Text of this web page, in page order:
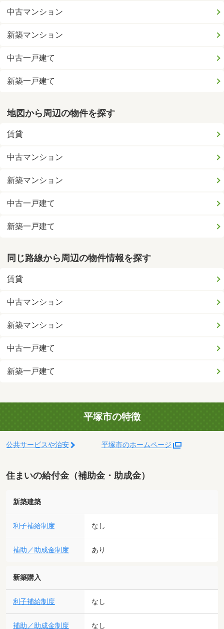
中古マンション
新築マンション
中古一戸建て
新築一戸建て
地図から周辺の物件を探す
賃貸
中古マンション
新築マンション
中古一戸建て
新築一戸建て
同じ路線から周辺の物件情報を探す
賃貸
中古マンション
新築マンション
中古一戸建て
新築一戸建て
平塚市の特徴
公共サービスや治安 平塚市のホームページ
住まいの給付金（補助金・助成金）
新築建築
利子補給制度 なし
補助／助成金制度 あり
新築購入
利子補給制度 なし
補助／助成金制度 なし